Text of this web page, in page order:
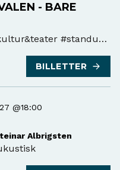
- BARE
#standup
BILLETTER
@18:00
Albrigsten